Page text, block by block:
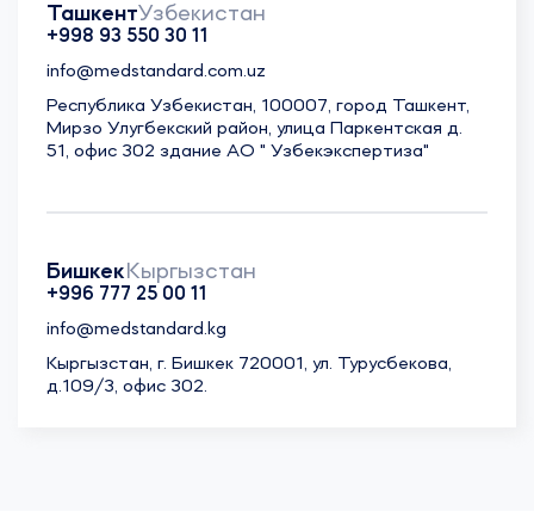
ТашкентУзбекистан
+998 93 550 30 11
info@medstandard.com.uz
Республика Узбекистан, 100007, город Ташкент,
Мирзо Улугбекский район, улица Паркентская д.
51, офис 302 здание АО " Узбекэкспертиза"
БишкекКыргызстан
+996 777 25 00 11
info@medstandard.kg
Кыргызстан, г. Бишкек 720001, ул. Турусбекова,
д.109/3, офис 302.